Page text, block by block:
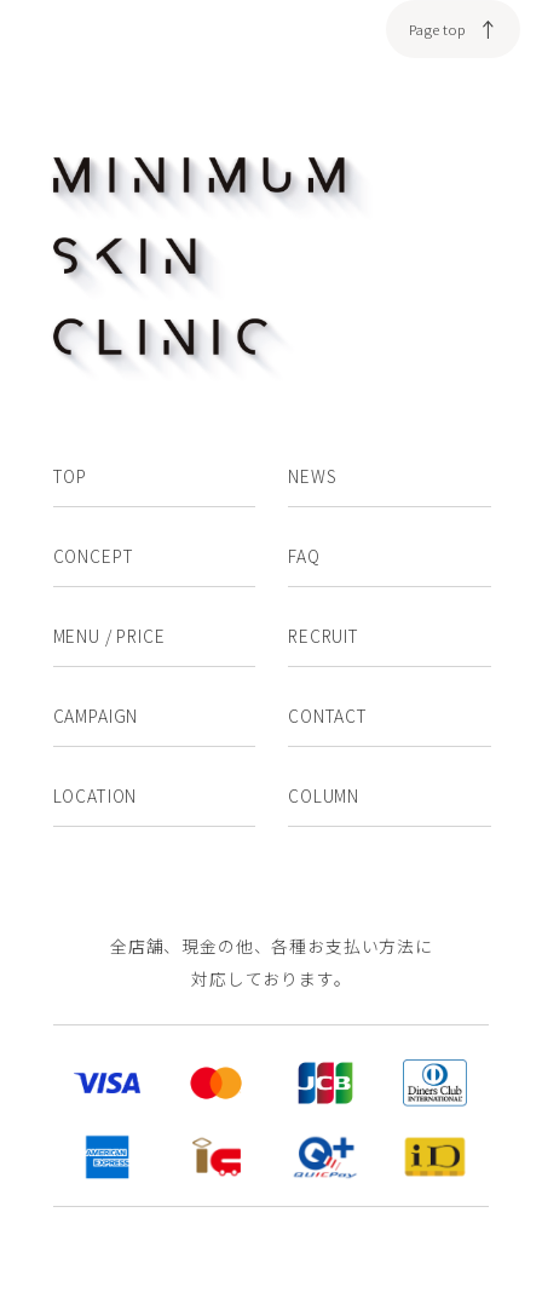
Page top
TOP
CONCEPT
MENU / PRICE
CAMPAIGN
LOCATION
NEWS
FAQ
RECRUIT
CONTACT
COLUMN
全店舗、現金の他、各種お支払い方法に
対応しております。